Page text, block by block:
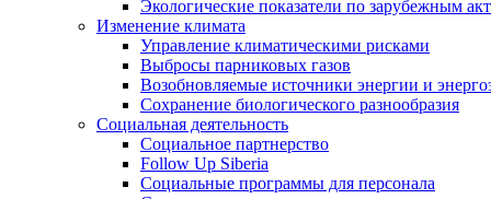
Экологические показатели по зарубежным
Изменение климата
Управление климатическими рисками
Выбросы парниковых газов
Возобновляемые источники энергии и
Сохранение биологического разнообразия
Социальная деятельность
Социальное партнерство
Follow Up Siberia
Социальные программы для персонала